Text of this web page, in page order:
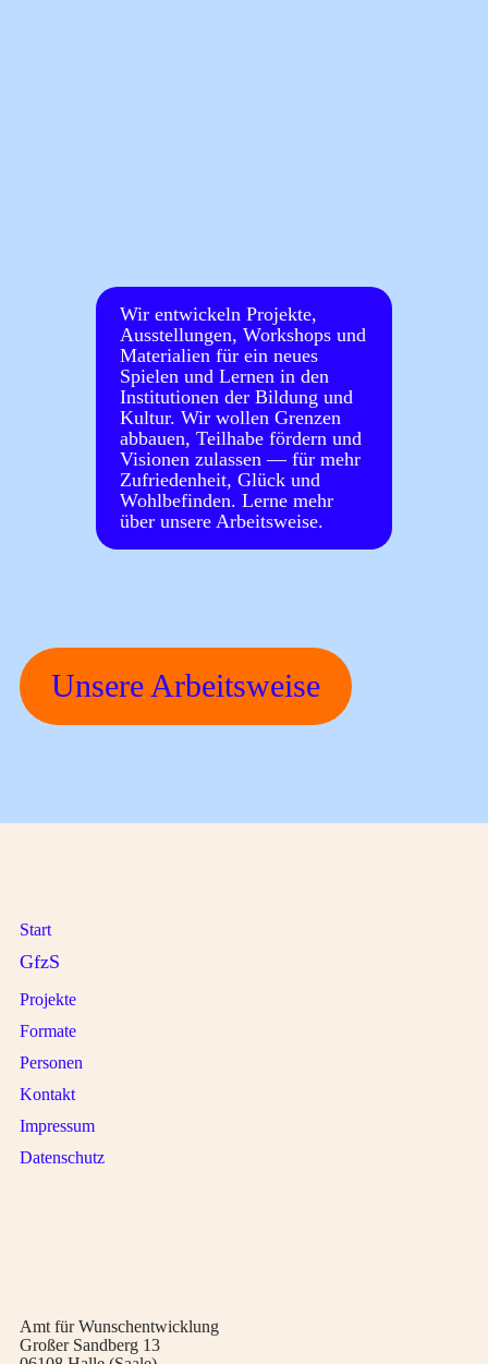
Wir entwickeln Projekte,
Ausstellungen, Workshops und
Materialien für ein neues
Spielen und Lernen in den
Institutionen der Bildung und
Kultur. Wir wollen Grenzen
abbauen, Teilhabe fördern und
Visionen zulassen — für mehr
Zufriedenheit, Glück und
Wohlbefinden. Lerne mehr
über unsere Arbeitsweise.
Unsere Arbeitsweise
Start
GfzS
Projekte
Formate
Personen
Kontakt
Impressum
Datenschutz
Amt für Wunschentwicklung
Großer Sandberg 13